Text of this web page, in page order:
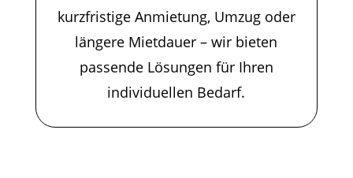
kurzfristige Anmietung, Umzug oder
längere Mietdauer – wir bieten
passende Lösungen für Ihren
individuellen Bedarf.